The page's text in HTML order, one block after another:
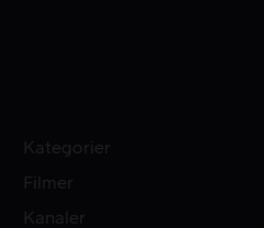
Kategorier
Filmer
Kanaler